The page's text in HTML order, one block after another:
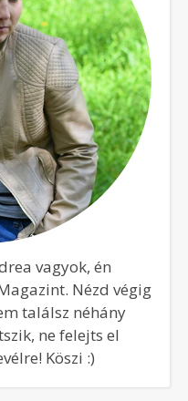
vagyok, én
Nézd végig
találsz néhány
ne felejts el
Köszi :)